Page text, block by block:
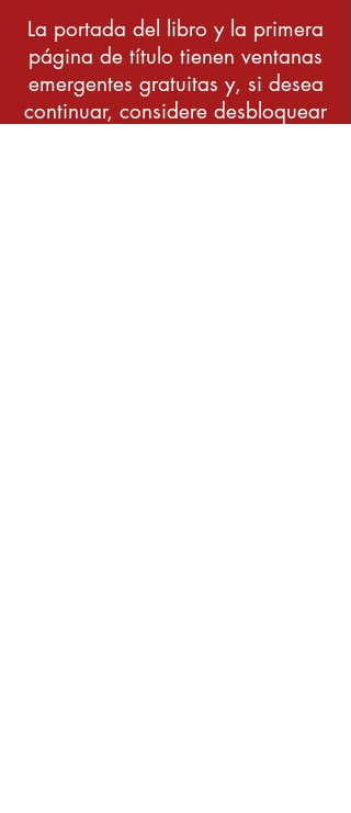
La portada del libro y la primera
página de título tienen ventanas
emergentes gratuitas y, si desea
continuar, considere desbloquear